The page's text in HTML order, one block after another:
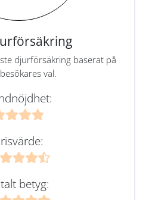
djurförsäkring baserat på
val.
betyg: